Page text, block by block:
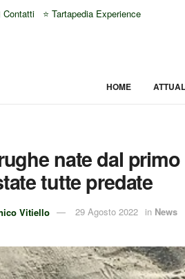
⭐ Tartapedia Experience
HOME
nate dal
tutte predate
Vitiello 29 Agosto 2022 in News